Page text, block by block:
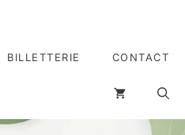
BILLETTERIE CONTACT